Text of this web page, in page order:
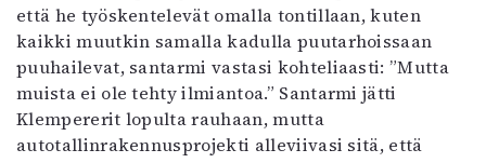
että he työskentelevät omalla tontillaan, kuten
kaikki muutkin samalla kadulla puutarhoissaan
puuhailevat, santarmi vastasi kohteliaasti: ”Mutta
muista ei ole tehty ilmiantoa.” Santarmi jätti
Klempererit lopulta rauhaan, mutta
autotallinrakennusprojekti alleviivasi sitä, että